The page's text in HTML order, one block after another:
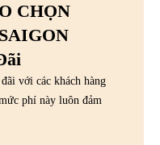
CHỌN
với các khách hàng
phí này luôn đảm